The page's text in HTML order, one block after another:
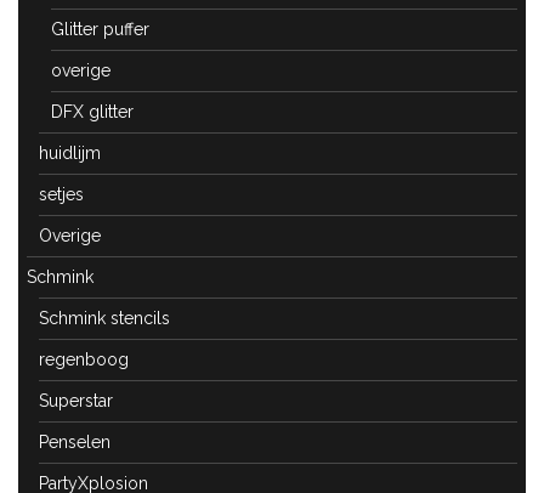
Glitter puffer
overige
DFX glitter
huidlijm
setjes
Overige
Schmink
Schmink stencils
regenboog
Superstar
Penselen
PartyXplosion